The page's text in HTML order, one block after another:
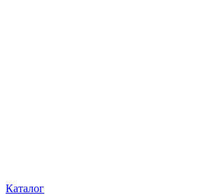
Каталог